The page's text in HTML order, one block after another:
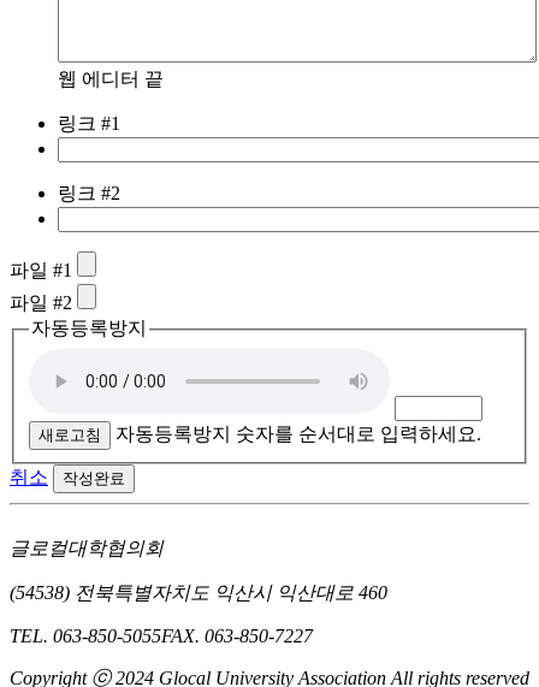
웹 에디터 끝
링크 #1
링크 #2
파일 #1
파일 #2
자동등록방지
새로고침 자동등록방지 숫자를 순서대로 입력하세요.
취소 작성완료
글로컬대학협의회
(54538) 전북특별자치도 익산시 익산대로 460
TEL. 063-850-5055FAX. 063-850-7227
Copyright ⓒ 2024 Glocal University Association All rights reserved